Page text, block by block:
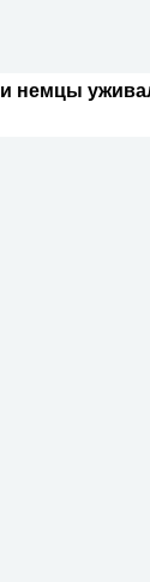
и немцы